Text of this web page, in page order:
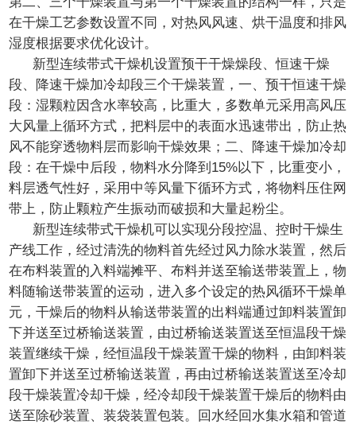
在干燥工艺参数设置不同，对热风风速、烘干温度和排风
湿度根据要求优化设计。
新型连续带式干燥机设置预干干燥燥段、恒速干燥
段、降速干燥加冷却段三个干燥装置，一、预干恒速干燥
段：湿颗粒因含水率较高，比重大，多数单元采用高风压
大风量上循环方式，把料层中的表面水迅速带出，防止热
风不能穿透物料层而影响干燥效果；二、降速干燥加冷却
段：在干燥中后段，物料水分降到15%以下，比重变小，
料层透气性好，采用中等风量下循环方式，将物料压住网
带上，防止颗粒产生振动而破损和大量起粉尘。
新型连续带式干燥机可以实现分段控温、控时干燥生
产线工作，经过清洗的物料首先经过风力除水装置，然后
在布料装置的入料端摊平、布料并送至输送带装置上，物
料随输送带装置的运动，进入多个设定的热风循环干燥单
元，干燥后的物料从输送带装置的出料端通过卸料装置卸
下并送至过桥输送装置，由过桥输送装置送至恒温段干燥
装置继续干燥，经恒温段干燥装置干燥的物料，由卸料装
置卸下并送至过桥输送装置，再由过桥输送装置送至冷却
段干燥装置冷却干燥，经冷却段干燥装置干燥后的物料由
送至除砂装置、装袋装置包装。回水经回水集水箱和管道